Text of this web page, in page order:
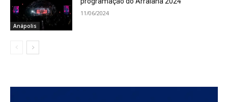
Anápolis
11/06/2024